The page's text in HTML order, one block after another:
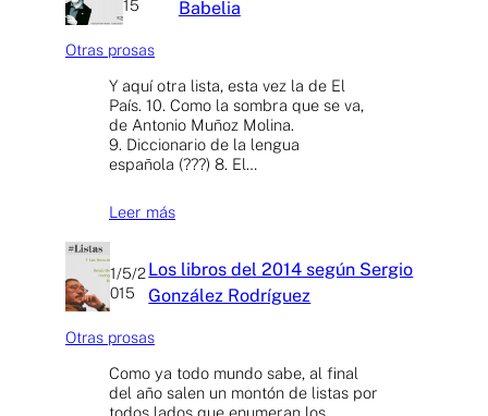
15 Babelia
Otras prosas
Y aquí otra lista, esta vez la de El
País. 10. Como la sombra que se va,
de Antonio Muñoz Molina.
9. Diccionario de la lengua
española (???) 8. El…
Leer más
1/5/2
015
Los libros del 2014 según Sergio
González Rodríguez
Otras prosas
Como ya todo mundo sabe, al final
del año salen un montón de listas por
todos lados que enumeran los